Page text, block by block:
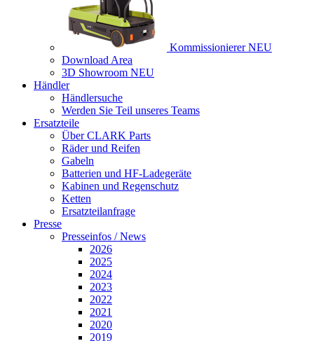
Kommissionierer NEU
Download Area
3D Showroom NEU
Händler
Händlersuche
Werden Sie Teil unseres Teams
Ersatzteile
Über CLARK Parts
Räder und Reifen
Gabeln
Batterien und HF-Ladegeräte
Kabinen und Regenschutz
Ketten
Ersatzteilanfrage
Presse
Presseinfos / News
2026
2025
2024
2023
2022
2021
2020
2019